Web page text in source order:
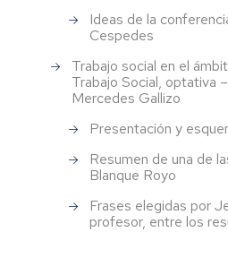
Ideas de la
Cespedes
Trabajo social en el
Trabajo Social, optativa
Mercedes Gallizo
Presentación y
Resumen de una de
Blanque Royo
Frases elegidas por
profesor, entre los